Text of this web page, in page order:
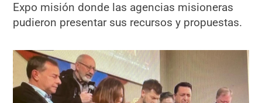
Expo misión donde las agencias misioneras
pudieron presentar sus recursos y propuestas.